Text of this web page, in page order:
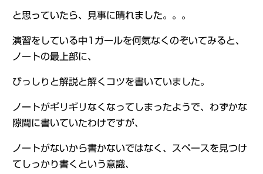
と思っていたら、見事に晴れました。。。
演習をしている中1ガールを何気なくのぞいてみると、
ノートの最上部に、
びっしりと解説と解くコツを書いていました。
ノートがギリギリなくなってしまったようで、わずかな
隙間に書いていたわけですが、
ノートがないから書かないではなく、スペースを見つけ
てしっかり書くという意識、